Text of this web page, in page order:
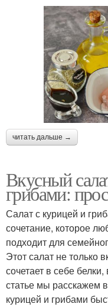
читать дальше →
Вкусный
грибами:
Салат с курицей и
сочетание, которое
подходит для
Этот салат не только
сочетает в себе
статье мы расскажем
курицей и грибами